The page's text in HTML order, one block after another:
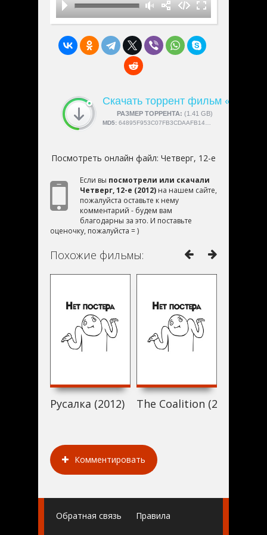
еще один шанс, а звонки незнакомки
действительно оказываются простым
недоразумением. Но сможет ли теперь
Юля жить, как прежде?
Скачать торрент фильм
РАЗМЕР ТОРРЕНТА: (1.41 GB)
СКАЧАЛИ:4189
MD5: 64895F953C07FB3CDAAFB14CFB759BA9
Посмотреть онлайн файл: Четверг, 12-е
Если вы посмотрели или скачали
Четверг, 12-е (2012) на нашем сайте,
пожалуйста оставьте к нему
комментарий - будем вам
благодарны за это. И поставьте
оценочку, пожалуйста = )
Похожие фильмы:
Русалка (2012) The Coalition (2012)
Комментировать
Обратная связь Правила